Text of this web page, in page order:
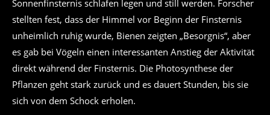
Sonnenfinsternis schlafen legen und still werden. Forscher
stellten fest, dass der Himmel vor Beginn der Finsternis
unheimlich ruhig wurde, Bienen zeigten „Besorgnis“, aber
es gab bei Vögeln einen interessanten Anstieg der Aktivität
direkt während der Finsternis. Die Photosynthese der
Pflanzen geht stark zurück und es dauert Stunden, bis sie
sich von dem Schock erholen.